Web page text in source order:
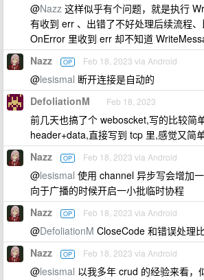
@Nazz 这样似乎有个问题，就是执行
有收到 err 、出错了不好处理后续流程、
OnError 里收到 err 却不知道
Nazz OP Feb 18, 2023 via Android
@lesismal 断开连接是自动的
DefoliationM Feb 18, 2023
前几天也搞了个 weboscket,写的比较简
header+data,直接写到 tcp 里,感觉又简
Nazz OP Feb 18, 2023 via Android
@lesismal 使用 channel 异步写会增加
向于广播的时候开启一小批临时协程
Nazz OP Feb 18, 2023 via Android
@DefoliationM CloseCode 和错误处理
Nazz OP Feb 18, 2023 via Android
@lesismal 以我多年 crud 的经验来看，